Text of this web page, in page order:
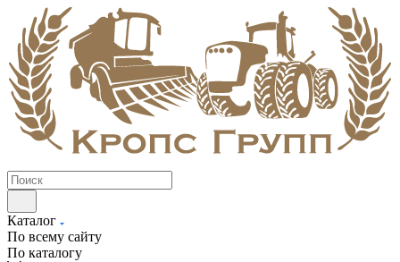
Каталог
По всему сайту
По каталогу